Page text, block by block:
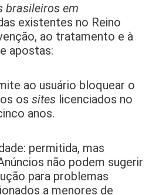
brasileiros em
existentes no Reino
ao tratamento e à
apostas:
ao usuário bloquear o
os sites licenciados no
anos.
permitida, mas
não podem sugerir
para problemas
a menores de